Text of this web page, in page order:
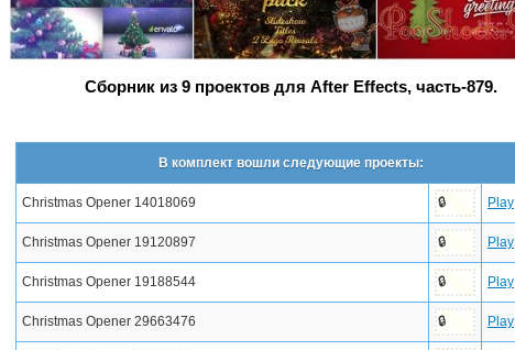
Сборник из 9 проектов для After Effects, часть-879.
В комплект вошли следующие проекты:
Christmas Opener 14018069 🔒 Play
Christmas Opener 19120897 🔒 Play
Christmas Opener 19188544 🔒 Play
Christmas Opener 29663476 🔒 Play